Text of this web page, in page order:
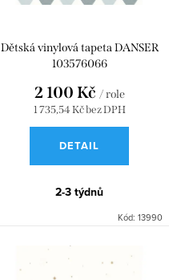
Dětská vinylová tapeta DANSER
103576066
1 735,54 Kč bez DPH
2 100 Kč / role
DETAIL
2-3 týdnů
Kód: 13990